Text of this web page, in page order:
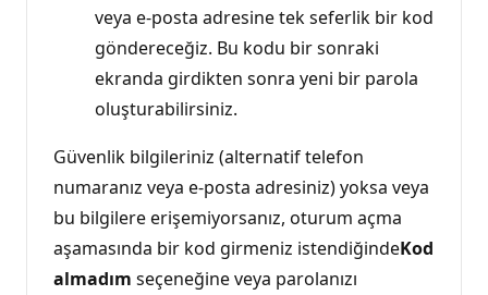
veya e-posta adresine tek seferlik bir kod
göndereceğiz. Bu kodu bir sonraki
ekranda girdikten sonra yeni bir parola
oluşturabilirsiniz.
Güvenlik bilgileriniz (alternatif telefon
numaranız veya e-posta adresiniz) yoksa veya
bu bilgilere erişemiyorsanız, oturum açma
aşamasında bir kod girmeniz istendiğindeKod
almadım seçeneğine veya parolanızı